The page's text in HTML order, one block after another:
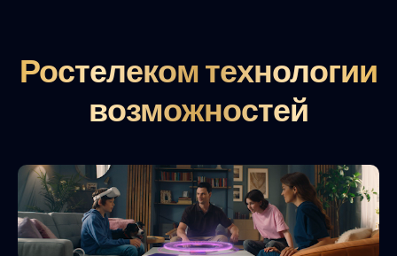
Ростелеком технологии
возможностей